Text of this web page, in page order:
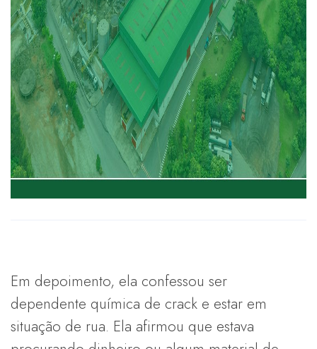
Em depoimento, ela confessou ser
dependente química de crack e estar em
situação de rua. Ela afirmou que estava